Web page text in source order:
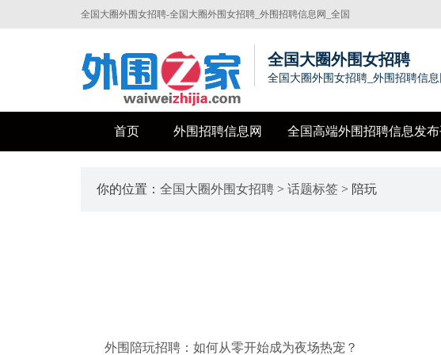
全国大圈外围女招聘-全国大圈外围女招聘_外围招聘信息网_全国
全国大圈外围女招聘
全国大圈外围女招聘_外围招聘信
首页 外围招聘信息网 全国高端外围招聘信息发布
你的位置： 全国大圈外围女招聘 > 话题标签 > 陪玩
外围陪玩招聘：如何从零开始成为夜场热宠？